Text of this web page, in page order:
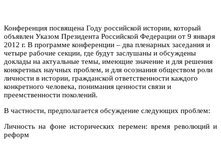
Конференция посвящена Году российской истории, который
объявлен Указом Президента Российской Федерации от 9 января
2012 г. В программе конференции – два пленарных заседания и
четыре рабочие секции, где будут заслушаны и обсуждены
доклады на актуальные темы, имеющие значение и для решения
конкретных научных проблем, и для осознания обществом роли
личности в истории, гражданской ответственности каждого
конкретного человека, понимания ценности связи и
преемственности поколений.
В частности, предполагается обсуждение следующих проблем:
Личность на фоне исторических перемен: время революций и
реформ